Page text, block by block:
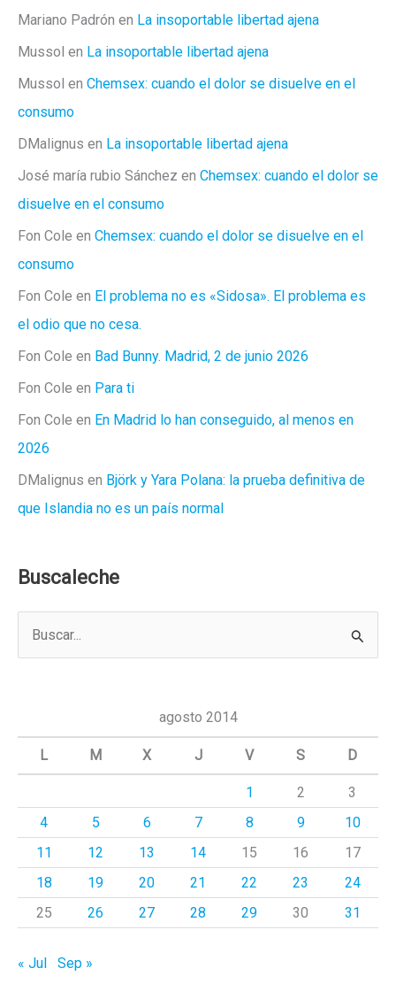
Mariano Padrón en La insoportable libertad ajena
Mussol en La insoportable libertad ajena
Mussol en Chemsex: cuando el dolor se disuelve en el
consumo
DMalignus en La insoportable libertad ajena
José maría rubio Sánchez en Chemsex: cuando el dolor se
disuelve en el consumo
Fon Cole en Chemsex: cuando el dolor se disuelve en el
consumo
Fon Cole en El problema no es «Sidosa». El problema es
el odio que no cesa.
Fon Cole en Bad Bunny. Madrid, 2 de junio 2026
Fon Cole en Para ti
Fon Cole en En Madrid lo han conseguido, al menos en
2026
DMalignus en Björk y Yara Polana: la prueba definitiva de
que Islandia no es un país normal
Buscaleche
a
agosto 2014
L M X J V S D
1 2
3
4
5 6 7 8 9
10
11
12 13 14 15 16
17
18
19 20 21 22 23
24
25
26 27 28 29 30 31
« Jul Sep »